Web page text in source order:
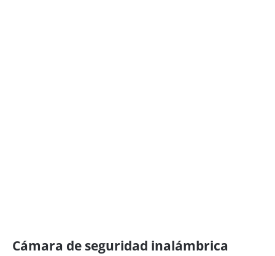
Cámara de seguridad inalámbrica